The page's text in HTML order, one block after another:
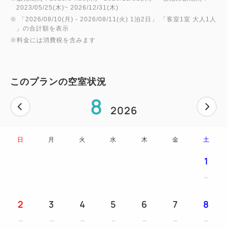
2023/05/25(木)~ 2026/12/31(木)
※ 「 2026/08/10(月) - 2026/08/11(火) 1泊2日 」 「客室1室 大人1人
」の合計額を表示
※料金には消費税を含みます
このプランの空室状況
8 2026
日 月 火 水 木 金 土
1
2 3 4 5 6 7 8